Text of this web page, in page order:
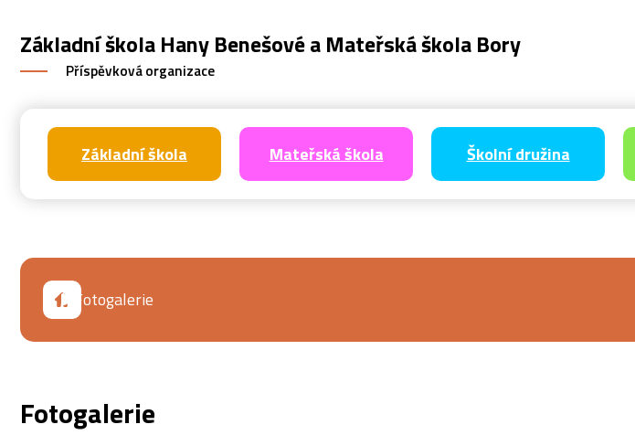
Základní škola Hany Benešové a Mateřská škola Bory
Příspěvková organizace
Základní škola Mateřská škola Školní družina
Fotogalerie
Fotogalerie